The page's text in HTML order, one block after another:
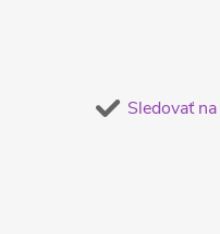
Sledovať